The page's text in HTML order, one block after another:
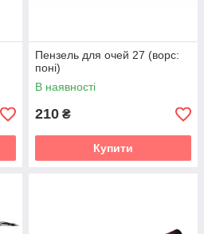
Пензель для очей 27 (ворс:
поні)
В наявності
210 ₴
Купити